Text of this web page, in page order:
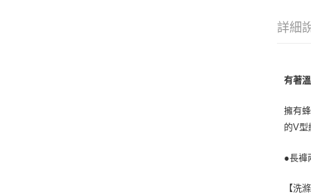
詳細
有著
擁有
的V型
●長褲
【洗